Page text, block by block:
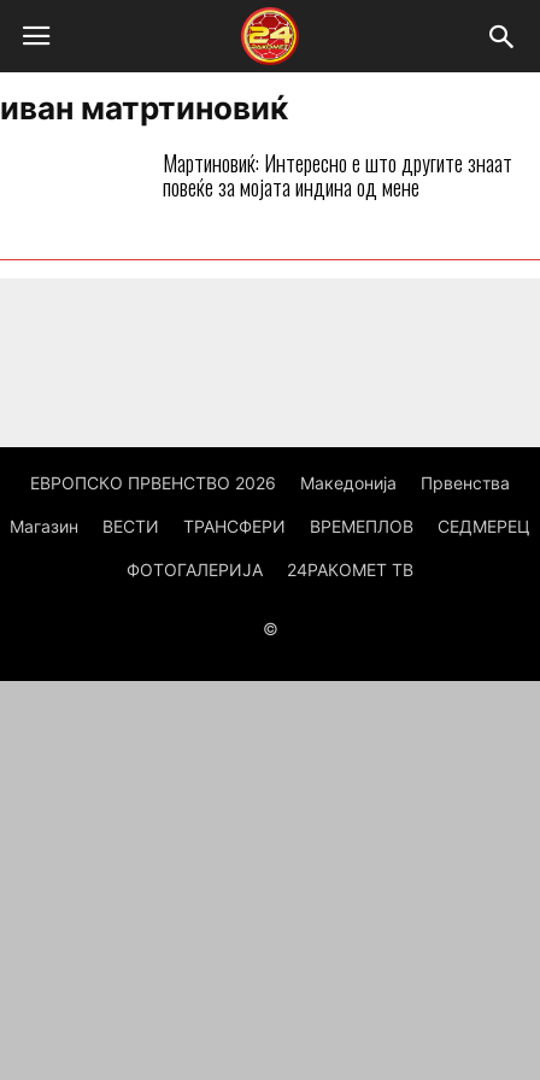
иван матртиновиќ
Мартиновиќ: Интересно е што другите знаат
повеќе за мојата индина од мене
ЕВРОПСКО ПРВЕНСТВО 2026 Македонија Првенства
Магазин ВЕСТИ ТРАНСФЕРИ ВРЕМЕПЛОВ СЕДМЕРЕЦ
ФОТОГАЛЕРИЈА 24РАКОМЕТ ТВ
©